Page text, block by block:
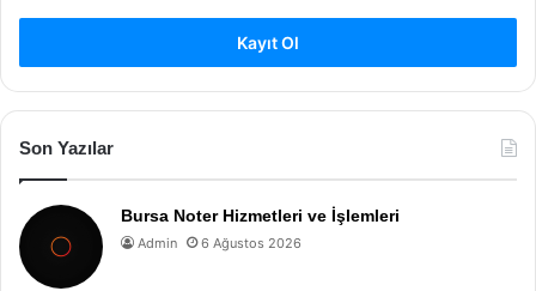
Kayıt Ol
Son Yazılar
Bursa Noter Hizmetleri ve İşlemleri
Admin 6 Ağustos 2026